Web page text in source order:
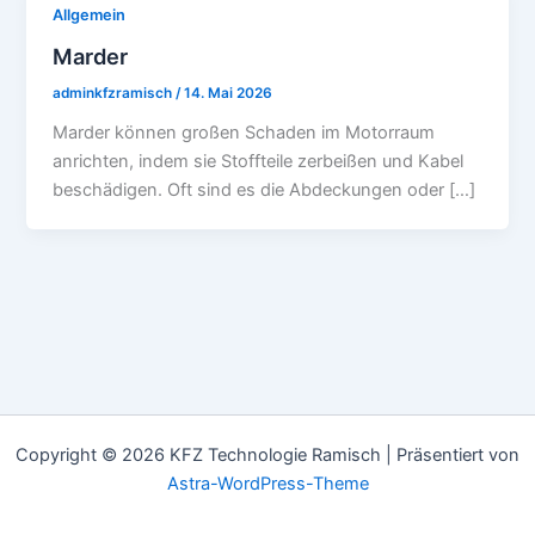
Allgemein
Marder
adminkfzramisch /14. Mai 2026
Marder können großen Schaden im Motorraum
anrichten, indem sie Stoffteile zerbeißen und Kabel
beschädigen. Oft sind es die Abdeckungen oder […]
Copyright © 2026 KFZ Technologie Ramisch | Präsentiert von
Astra-WordPress-Theme